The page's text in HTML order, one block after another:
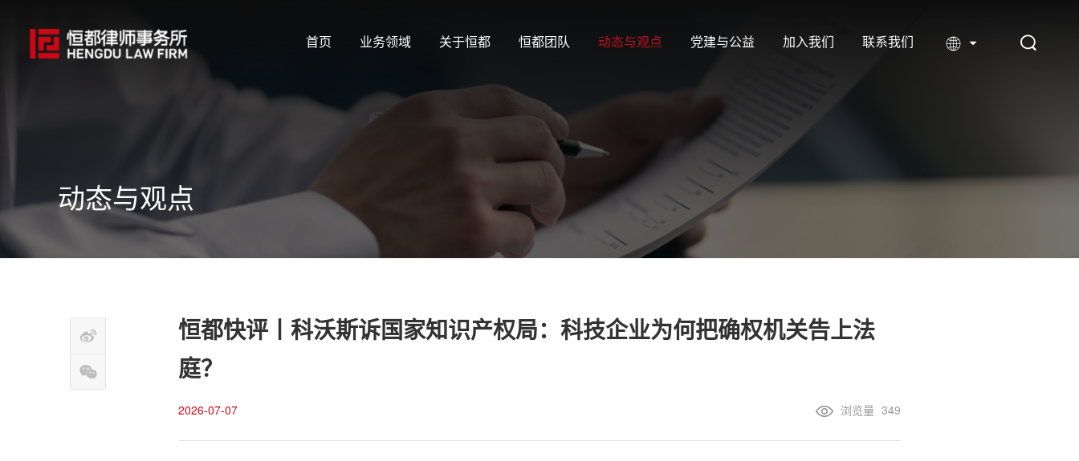
首页 业务领域 关于恒都 恒都团队 动态与观点 党建与公益 加入我们 联系我们
动态与观点
恒都快评丨科沃斯诉国家知识产权局：科技企业为何把确权机关告上法
庭？
2026-07-07 浏览量 349